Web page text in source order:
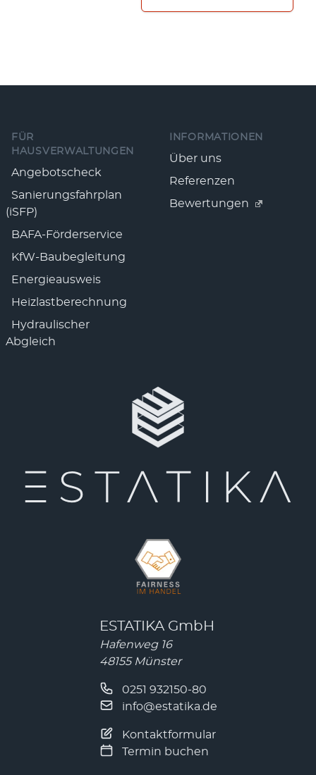
FÜR
HAUSVERWALTUNGEN
Angebotscheck
Sanierungsfahrplan
(iSFP)
BAFA-Förderservice
KfW-Baubegleitung
Energieausweis
Heizlastberechnung
Hydraulischer
Abgleich
INFORMATIONEN
Über uns
Referenzen
Bewertungen
ESTATIKA GmbH
Hafenweg 16
48155 Münster
0251 932150-80
info@estatika.de
Kontaktformular
Termin buchen